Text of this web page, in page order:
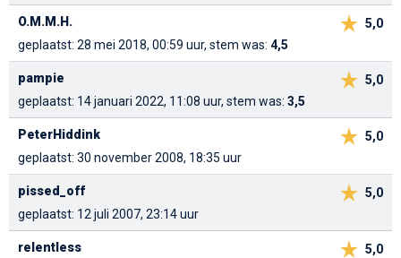
5,0
O.M.M.H.
geplaatst: 28 mei 2018, 00:59 uur, stem was: 4,5
5,0
pampie
geplaatst: 14 januari 2022, 11:08 uur, stem was: 3,5
5,0
PeterHiddink
geplaatst: 30 november 2008, 18:35 uur
5,0
pissed_off
geplaatst: 12 juli 2007, 23:14 uur
5,0
relentless